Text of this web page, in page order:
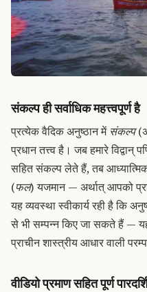
संकल्प ही सर्वाधिक महत्त्वपूर्ण है
प्रत्येक वैदिक अनुष्ठान में संकल्प
प्रधान तत्त्व है। जब हमारे विद्वान्
सहित संकल्प लेते हैं, तब
(फल) यजमान — अर्थात् आपको
यह व्यवस्था स्वीकार्य रही है कि
से भी सम्पन्न किए जा सकते हैं —
प्राचीन शास्त्रीय आधार वाली
वीडियो प्रमाण सहित पूर्ण